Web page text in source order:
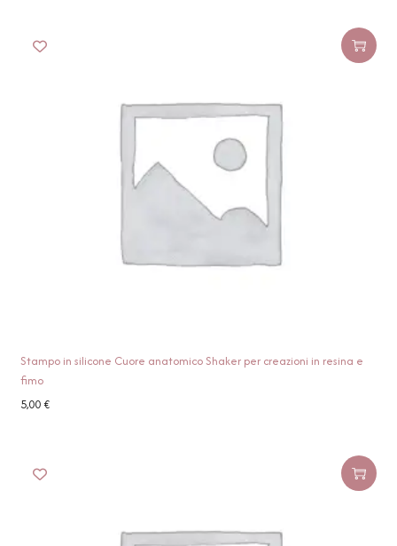
Stampo in silicone Cuore anatomico Shaker per creazioni in resina e
fimo
5,00€